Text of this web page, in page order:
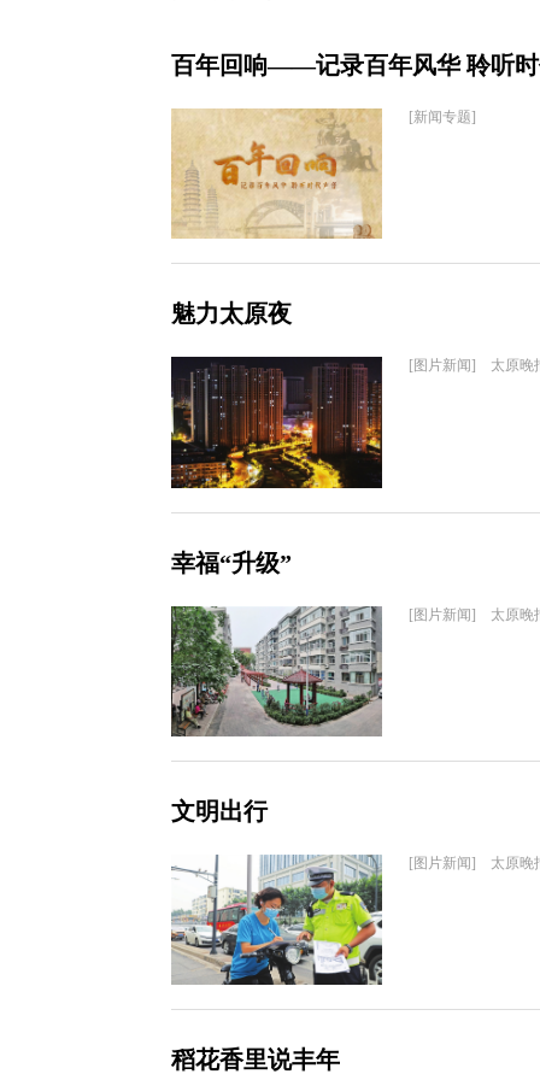
百年回响——记录百年风华 聆听
[新闻专题]
魅力太原夜
[图片新闻] 太原晚
幸福“升级”
[图片新闻] 太原晚
文明出行
[图片新闻] 太原晚
稻花香里说丰年